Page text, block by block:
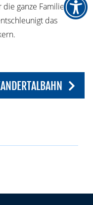
ganze Familie,
das